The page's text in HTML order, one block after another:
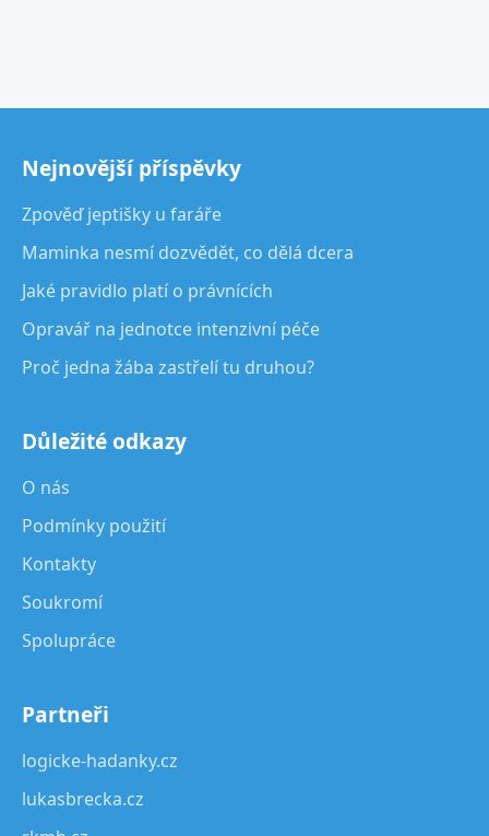
Nejnovější příspěvky
Zpověď jeptišky u faráře
Maminka nesmí dozvědět, co dělá dcera
Jaké pravidlo platí o právnících
Opravář na jednotce intenzivní péče
Proč jedna žába zastřelí tu druhou?
Důležité odkazy
O nás
Podmínky použití
Kontakty
Soukromí
Spolupráce
Partneři
logicke-hadanky.cz
lukasbrecka.cz